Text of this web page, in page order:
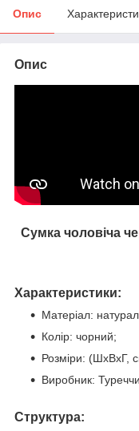
Опис
Опис
Сумка чоловіча
Характеристики:
Матеріал:
Колір: чорний;
Розміри: (ШхВхГ,
Виробник:
Структура: